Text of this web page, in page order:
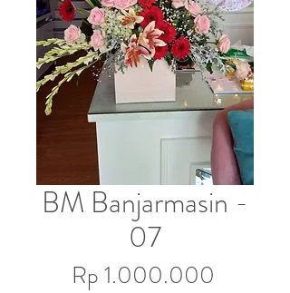
BM Banjarmasin -
07
Rp 1.000.000